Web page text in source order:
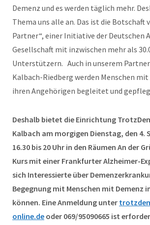
Demenz und es werden täglich mehr.
Thema uns alle an. Das ist die Botschaft
Partner“, einer Initiative der Deutschen
Gesellschaft mit inzwischen mehr als
Unterstützern. Auch in unserem
Kalbach-Riedberg werden Menschen
ihren Angehörigen begleitet und
Deshalb bietet die Einrichtung
Kalbach am morgigen Dienstag, den 4.
16.30 bis 20 Uhr in den Räumen An der
Kurs mit einer Frankfurter Alzheimer-
sich Interessierte über
Begegnung mit Menschen mit Demenz
können. Eine Anmeldung unter
online.de oder 069/95090665 ist